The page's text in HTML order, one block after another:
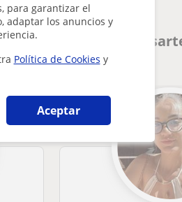
para garantizar el
adaptar los anuncios y
Política de Cookies y
Aceptar
que pueden